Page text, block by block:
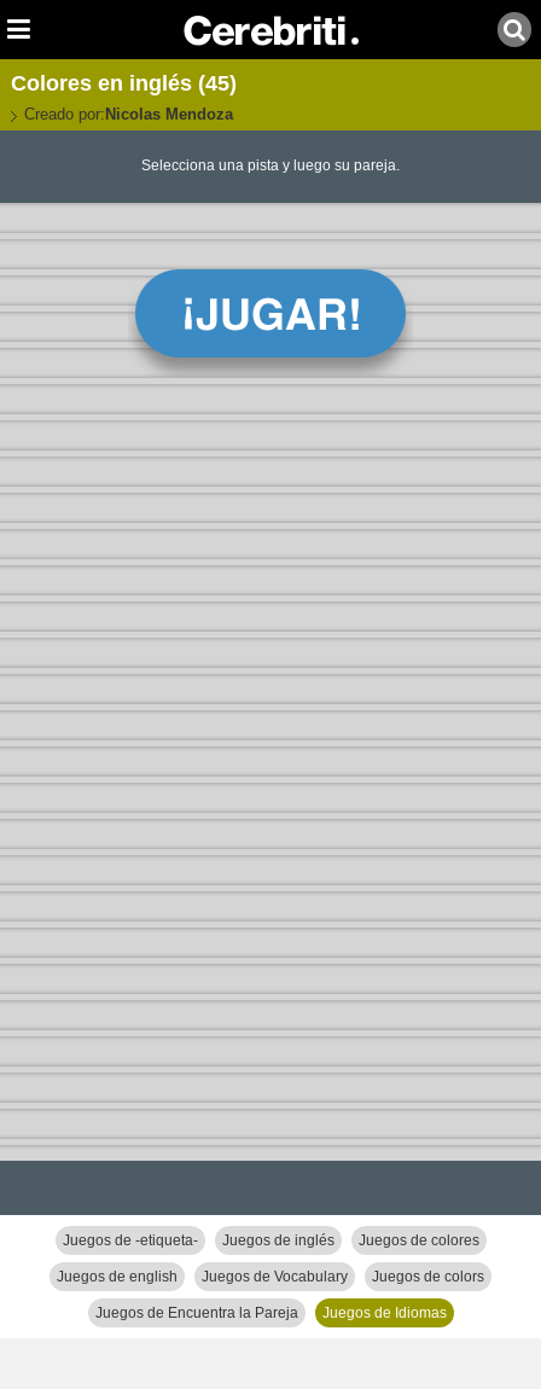
Colores en inglés (45)
Creado por: Nicolas Mendoza
Selecciona una pista y luego su pareja.
Juegos de -etiqueta- Juegos de inglés Juegos de colores
Juegos de english Juegos de Vocabulary Juegos de colors
Juegos de Encuentra la Pareja Juegos de Idiomas